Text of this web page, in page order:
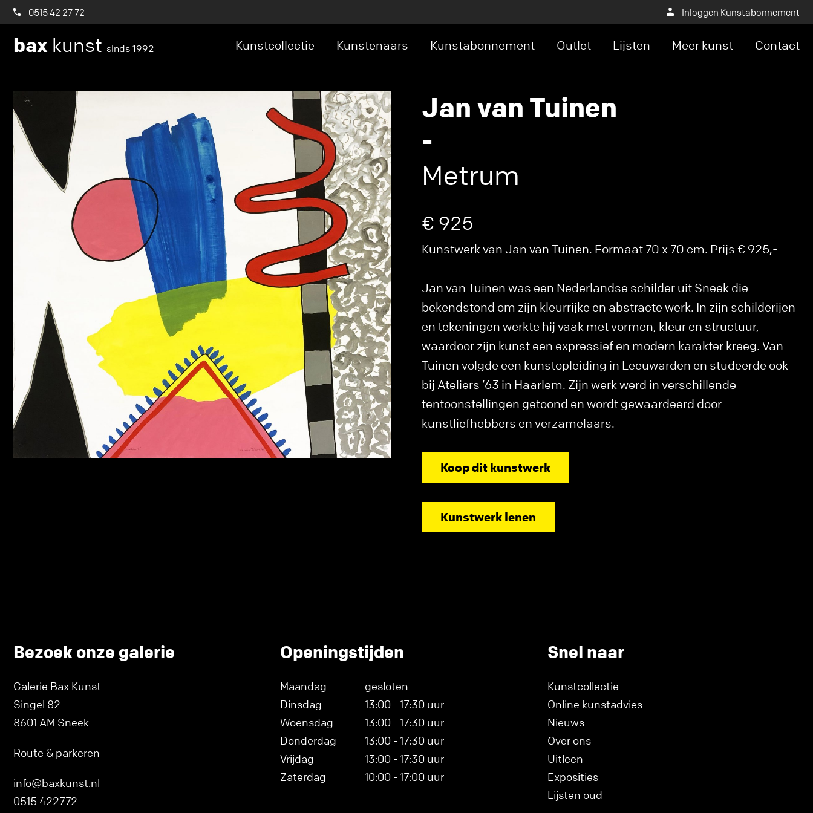
0515 42 27 72 Inloggen Kunstabonnement
bax kunst sinds 1992 Kunstcollectie Kunstenaars Kunstabonnement Outlet Lijsten Meer kunst Contact
Jan van Tuinen
-
Metrum
€ 925
Kunstwerk van Jan van Tuinen. Formaat 70 x 70 cm. Prijs € 925,-
Jan van Tuinen was een Nederlandse schilder uit Sneek die
bekendstond om zijn kleurrijke en abstracte werk. In zijn schilderijen
en tekeningen werkte hij vaak met vormen, kleur en structuur,
waardoor zijn kunst een expressief en modern karakter kreeg. Van
Tuinen volgde een kunstopleiding in Leeuwarden en studeerde ook
bij Ateliers ’63 in Haarlem. Zijn werk werd in verschillende
tentoonstellingen getoond en wordt gewaardeerd door
kunstliefhebbers en verzamelaars.
Koop dit kunstwerk
Kunstwerk lenen
Bezoek onze galerie
Galerie Bax Kunst
Singel 82
8601 AM Sneek
Route & parkeren
info@baxkunst.nl
0515 422772
Openingstijden
Maandag
gesloten
Dinsdag
13:00 - 17:30 uur
Woensdag
13:00 - 17:30 uur
Donderdag
13:00 - 17:30 uur
Vrijdag
13:00 - 17:30 uur
Zaterdag
10:00 - 17:00 uur
Snel naar
Kunstcollectie
Online kunstadvies
Nieuws
Over ons
Uitleen
Exposities
Lijsten oud